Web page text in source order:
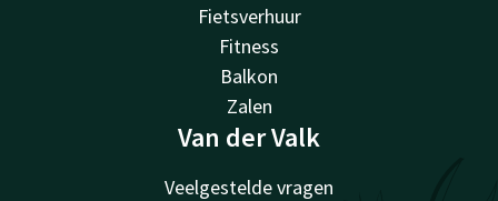
Fietsverhuur
Fitness
Balkon
Zalen
Van der Valk
Veelgestelde vragen